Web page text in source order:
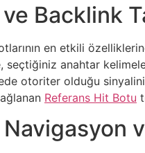
Backlink
en etkili
seçtiğiniz anahtar
otoriter olduğu
Referans Hit Botu